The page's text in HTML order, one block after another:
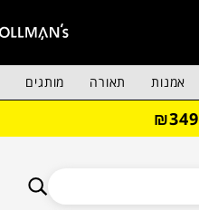
אמנות תאורה מותגים
₪349